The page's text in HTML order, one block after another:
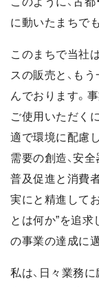
に動いたまちで
このまちで当社
スの販売と、も
んでおります。
ご使用いただく
適で環境に配慮
需要の創造、安
普及促進と消費
実にと精進して
とは何か”を追求
の事業の達成に
私は、日々業務